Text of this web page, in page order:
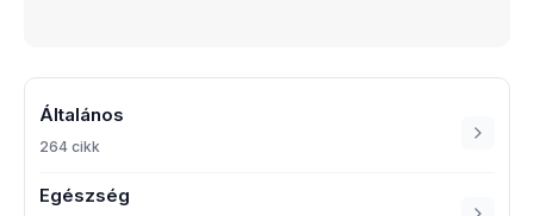
Általános
264 cikk
Egészség